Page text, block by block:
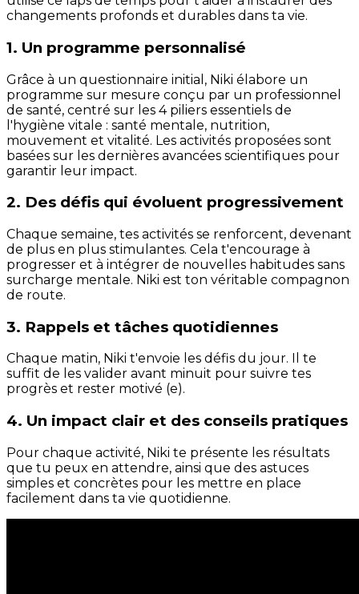
changements profonds et durables dans ta vie.
1. Un programme personnalisé
Grâce à un questionnaire initial, Niki élabore un
programme sur mesure conçu par un professionnel
de santé, centré sur les 4 piliers essentiels de
l'hygiène vitale : santé mentale, nutrition,
mouvement et vitalité. Les activités proposées sont
basées sur les dernières avancées scientifiques pour
garantir leur impact.
2. Des défis qui évoluent progressivement
Chaque semaine, tes activités se renforcent, devenant
de plus en plus stimulantes. Cela t'encourage à
progresser et à intégrer de nouvelles habitudes sans
surcharge mentale. Niki est ton véritable compagnon
de route.
3. Rappels et tâches quotidiennes
Chaque matin, Niki t'envoie les défis du jour. Il te
suffit de les valider avant minuit pour suivre tes
progrès et rester motivé (e).
4. Un impact clair et des conseils pratiques
Pour chaque activité, Niki te présente les résultats
que tu peux en attendre, ainsi que des astuces
simples et concrètes pour les mettre en place
facilement dans ta vie quotidienne.